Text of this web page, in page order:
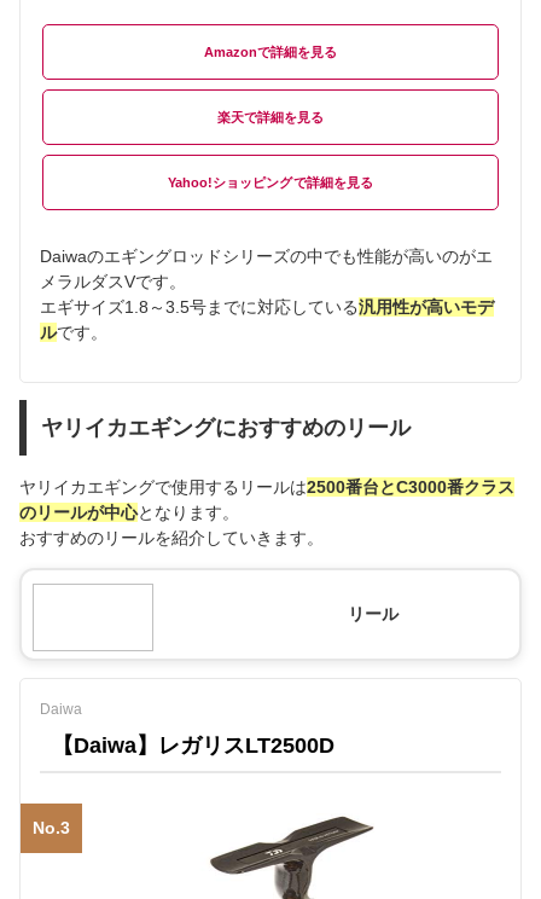
Amazon
楽天
Yahoo!ショッピング
Daiwaのエギングロッドシリーズの中でも性能が高いのがエ
メラルダスVです。
エギサイズ1.8～3.5号までに対応している汎用性が高いモデ
ルです。
ヤリイカエギングにおすすめのリール
ヤリイカエギングで使用するリールは2500番台とC3000番クラス
のリールが中心となります。
おすすめのリールを紹介していきます。
リール
Daiwa
【Daiwa】レガリスLT2500D
No.3